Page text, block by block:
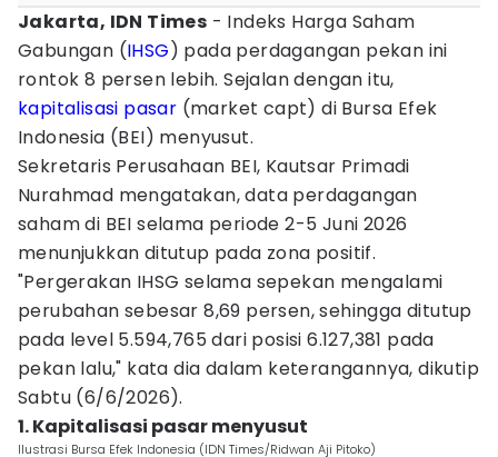
Jakarta, IDN Times - Indeks Harga Saham
Gabungan (IHSG) pada perdagangan pekan ini
rontok 8 persen lebih. Sejalan dengan itu,
kapitalisasi pasar (market capt) di Bursa Efek
Indonesia (BEI) menyusut.
Sekretaris Perusahaan BEI, Kautsar Primadi
Nurahmad mengatakan, data perdagangan
saham di BEI selama periode 2-5 Juni 2026
menunjukkan ditutup pada zona positif.
"Pergerakan IHSG selama sepekan mengalami
perubahan sebesar 8,69 persen, sehingga ditutup
pada level 5.594,765 dari posisi 6.127,381 pada
pekan lalu," kata dia dalam keterangannya, dikutip
Sabtu (6/6/2026).
1. Kapitalisasi pasar menyusut
Ilustrasi Bursa Efek Indonesia (IDN Times/Ridwan Aji Pitoko)